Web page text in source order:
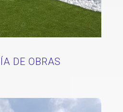
DE OBRAS